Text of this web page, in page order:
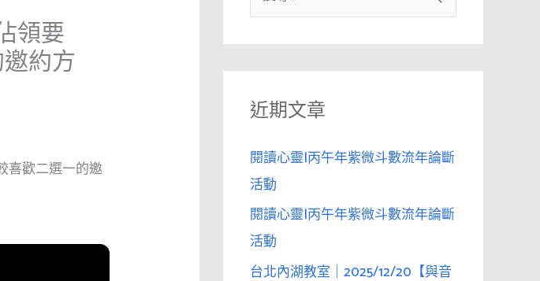
領要
約方
喜歡二選一的邀
尋
關
鍵
字
近期文章
閱讀心靈|丙午年紫微斗數流年論斷
活動
閱讀心靈|丙午年紫微斗數流年論斷
活動
台北內湖教室｜2025/12/20【與音